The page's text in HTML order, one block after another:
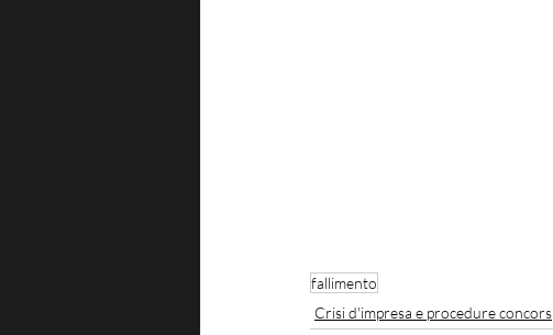
fallimento
Crisi d'impresa e procedure concors